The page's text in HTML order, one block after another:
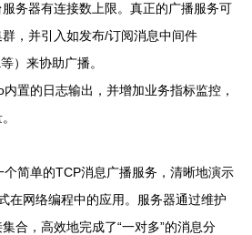
务器有连接数上限。真正的广播服务可
，并引入如发布/订阅消息中间件
）来协助广播。
内置的日志输出，并增加业务指标监控，
简单的TCP消息广播服务，清晰地演示
在网络编程中的应用。服务器通过维护
合，高效地完成了“一对多”的消息分